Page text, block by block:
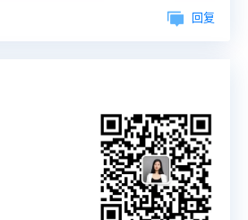
回复